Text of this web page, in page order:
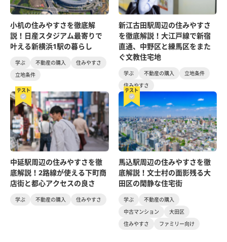
小机の住みやすさを徹底解
説！日産スタジアム最寄りで
叶える新横浜1駅の暮らし
学ぶ 不動産の購入
住みやすさ
立地条件
新江古田駅周辺の住みやすさ
を徹底解説！大江戸線で新宿
直通、中野区と練馬区をまた
ぐ文教住宅地
学ぶ 不動産の購入
立地条件
住みやすさ
テスト
中延駅周辺の住みやすさを徹
底解説！2路線が使える下町商
店街と都心アクセスの良さ
学ぶ 不動産の購入 住みやすさ
テスト
馬込駅周辺の住みやすさを徹
底解説！文士村の面影残る大
田区の閑静な住宅街
学ぶ
不動産の購入
中古マンション
大田区
住みやすさ
ファミリー向け